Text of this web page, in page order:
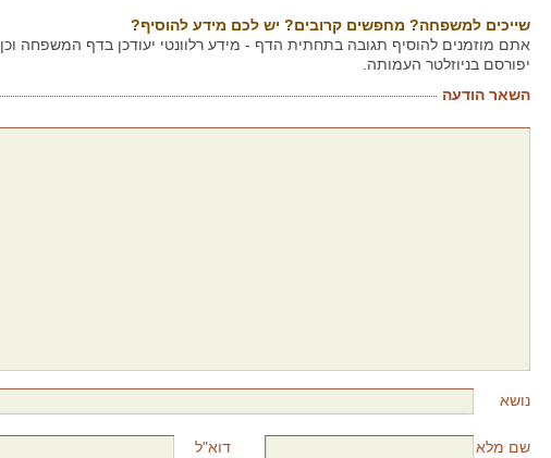
שייכים למשפחה? מחפשים קרובים? יש לכם מידע להוסיף?
אתם מוזמנים להוסיף תגובה בתחתית הדף - מידע רלוונטי יעודכן בדף המשפחה וכן
יפורסם בניוזלטר העמותה.
השאר הודעה
שם מלא דוא"ל
נושא